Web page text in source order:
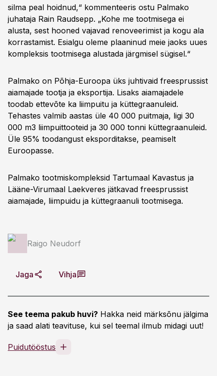
silma peal hoidnud,“ kommenteeris ostu Palmako
juhataja Rain Raudsepp. „Kohe me tootmisega ei
alusta, sest hooned vajavad renoveerimist ja kogu ala
korrastamist. Esialgu oleme plaaninud meie jaoks uues
kompleksis tootmisega alustada järgmisel sügisel.“
Palmako on Põhja-Euroopa üks juhtivaid freesprussist
aiamajade tootja ja eksportija. Lisaks aiamajadele
toodab ettevõte ka liimpuitu ja küttegraanuleid.
Tehastes valmib aastas üle 40 000 puitmaja, ligi 30
000 m3 liimpuittooteid ja 30 000 tonni küttegraanuleid.
Üle 95% toodangust eksporditakse, peamiselt
Euroopasse.
Palmako tootmiskompleksid Tartumaal Kavastus ja
Lääne-Virumaal Laekveres jätkavad freesprussist
aiamajade, liimpuidu ja küttegraanuli tootmisega.
Raigo Neudorf
Jaga Vihja
See teema pakub huvi? Hakka neid märksõnu jälgima
ja saad alati teavituse, kui sel teemal ilmub midagi uut!
Puidutööstus